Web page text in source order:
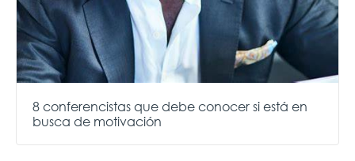
8 conferencistas que debe conocer si está en
busca de motivación